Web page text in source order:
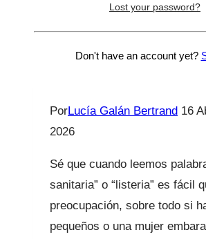
Listeria
PorLucía Galán Bertrand 16
2026
Sé que cuando leemos
sanitaria” o “listeria” es fácil
preocupación, sobre todo si
pequeños o una mujer
Lost your password?
Don't have an account yet?